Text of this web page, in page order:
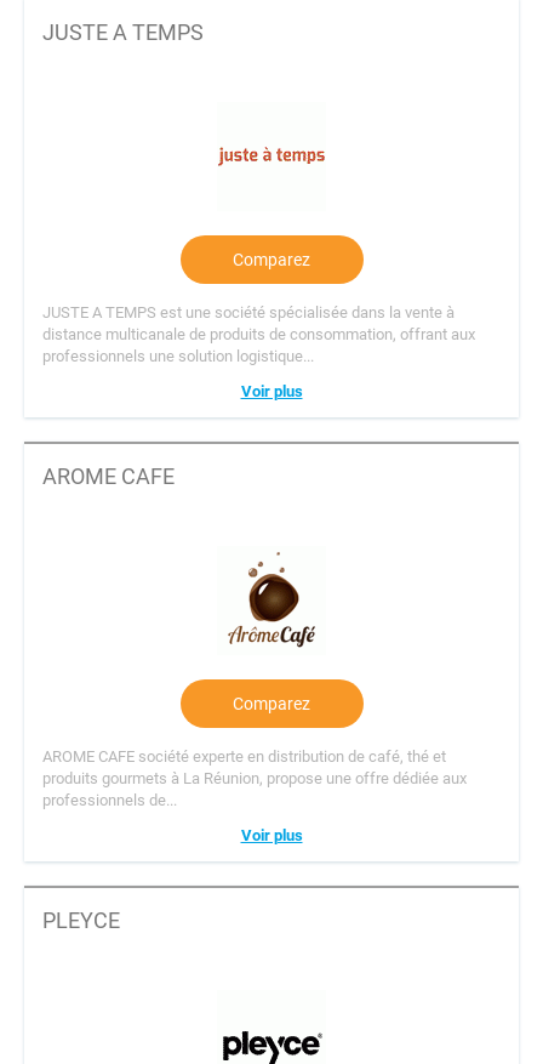
JUSTE A TEMPS
Comparez
JUSTE A TEMPS est une société spécialisée dans la vente à
distance multicanale de produits de consommation, offrant aux
professionnels une solution logistique...
Voir plus
AROME CAFE
Comparez
AROME CAFE société experte en distribution de café, thé et
produits gourmets à La Réunion, propose une offre dédiée aux
professionnels de...
Voir plus
PLEYCE